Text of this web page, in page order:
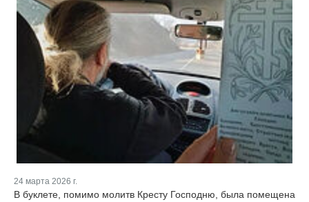
24 марта 2026 г.
В буклете, помимо молитв Кресту Господню, была помещена